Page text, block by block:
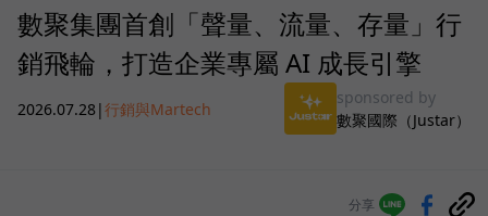
數聚集團首創「聲量、流量、存量」行
銷飛輪，打造企業專屬 AI 成長引擎
2026.07.28|行銷與Martech
sponsored by
數聚國際（Justar）
分享